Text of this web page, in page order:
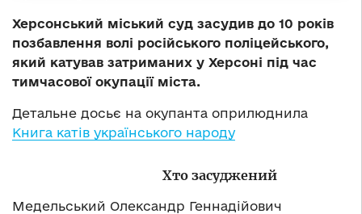
Херсонський міський суд засудив до 10 років
позбавлення волі російського поліцейського,
який катував затриманих у Херсоні під час
тимчасової окупації міста.
Детальне досьє на окупанта оприлюднила
Книга катів українського народу
Хто засуджений
Медельський Олександр Геннадійович